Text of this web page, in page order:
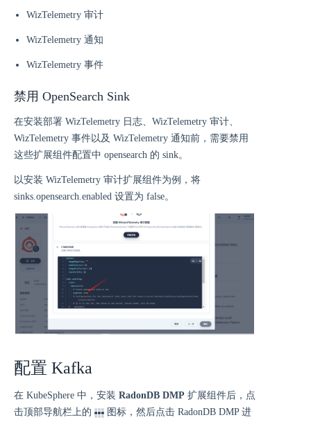
WizTelemetry 审计
WizTelemetry 通知
WizTelemetry 事件
禁用 OpenSearch Sink
在安装部署 WizTelemetry 日志、WizTelemetry 审计、
WizTelemetry 事件以及 WizTelemetry 通知前，需要禁用
这些扩展组件配置中 opensearch 的 sink。
以安装 WizTelemetry 审计扩展组件为例，将
sinks.opensearch.enabled 设置为 false。
配置 Kafka
在 KubeSphere 中，安装 RadonDB DMP 扩展组件后，点
击顶部导航栏上的
图标，然后点击 RadonDB DMP 进